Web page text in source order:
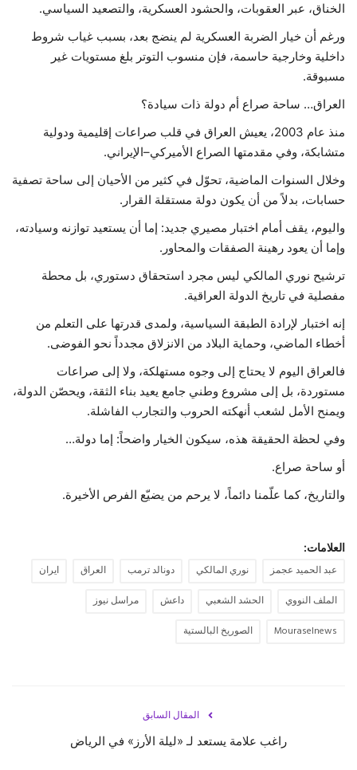
الخناق، عبر العقوبات، والحشود العسكرية، والتصعيد السياسي.
ورغم أن خيار الضربة العسكرية لم ينضج بعد، بسبب غياب شروط
داخلية وخارجية حاسمة، فإن منسوب التوتر بلغ مستويات غير
مسبوقة.
العراق… ساحة صراع أم دولة ذات سيادة؟
منذ عام 2003، يعيش العراق في قلب صراعات إقليمية ودولية
متشابكة، وفي مقدمتها الصراع الأميركي–الإيراني.
وخلال السنوات الماضية، تحوّل في كثير من الأحيان إلى ساحة تصفية
حسابات، بدلاً من أن يكون دولة مستقلة القرار.
واليوم، يقف أمام اختبار مصيري جديد: إما أن يستعيد توازنه وسيادته،
وإما أن يعود رهينة الصفقات والمحاور.
ترشيح نوري المالكي ليس مجرد استحقاق دستوري، بل محطة
مفصلية في تاريخ الدولة العراقية.
إنه اختبار لإرادة الطبقة السياسية، ولمدى قدرتها على التعلم من
أخطاء الماضي، وحماية البلاد من الانزلاق مجدداً نحو الفوضى.
فالعراق اليوم لا يحتاج إلى وجوه مستهلكة، ولا إلى صراعات
مستوردة، بل إلى مشروع وطني جامع يعيد بناء الثقة، ويحصّن الدولة،
ويمنح الأمل لشعب أنهكته الحروب والتجارب الفاشلة.
وفي لحظة الحقيقة هذه، سيكون الخيار واضحاً: إما دولة…
أو ساحة صراع.
والتاريخ، كما علّمنا دائماً، لا يرحم من يضيّع الفرص الأخيرة.
العلامات:
عبد الحميد عجمز نوري المالكي دونالد ترمب العراق
ايران
الملف النووي
الحشد الشعبي داعش
مراسل نيوز
Mouraselnews
الصوريخ البالستية
المقال السابق
راغب علامة يستعد لـ «ليلة الأرز» في الرياض